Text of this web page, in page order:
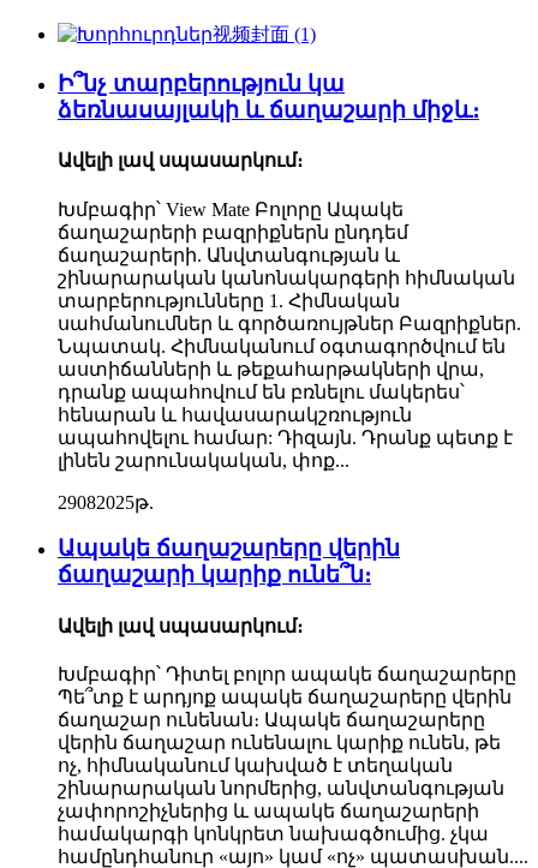
Ի՞նչ տարբերություն կա
ձեռնասայլակի և ճաղաշարի միջև։
Ավելի լավ սպասարկում։
Խմբագիր՝ View Mate Բոլորը Ապակե
ճաղաշարերի բազրիքներն ընդդեմ
ճաղաշարերի. Անվտանգության և
շինարարական կանոնակարգերի հիմնական
տարբերությունները 1. Հիմնական
սահմանումներ և գործառույթներ Բազրիքներ.
Նպատակ. Հիմնականում օգտագործվում են
աստիճանների և թեքահարթակների վրա,
դրանք ապահովում են բռնելու մակերես՝
հենարան և հավասարակշռություն
ապահովելու համար: Դիզայն. Դրանք պետք է
լինեն շարունակական, փոք...
29082025թ.
Ապակե ճաղաշարերը վերին
ճաղաշարի կարիք ունե՞ն։
Ավելի լավ սպասարկում։
Խմբագիր՝ Դիտել բոլոր ապակե ճաղաշարերը
Պե՞տք է արդյոք ապակե ճաղաշարերը վերին
ճաղաշար ունենան։ Ապակե ճաղաշարերը
վերին ճաղաշար ունենալու կարիք ունեն, թե
ոչ, հիմնականում կախված է տեղական
շինարարական նորմերից, անվտանգության
չափորոշիչներից և ապակե ճաղաշարերի
համակարգի կոնկրետ նախագծումից. չկա
համընդհանուր «այո» կամ «ոչ» պատասխան....